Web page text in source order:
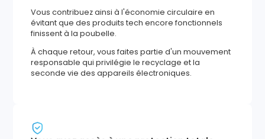
Vous contribuez ainsi à l'économie circulaire en
évitant que des produits tech encore fonctionnels
finissent à la poubelle.
À chaque retour, vous faites partie d'un mouvement
responsable qui privilégie le recyclage et la
seconde vie des appareils électroniques.